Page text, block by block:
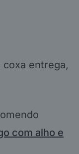
entrega,
com alho e